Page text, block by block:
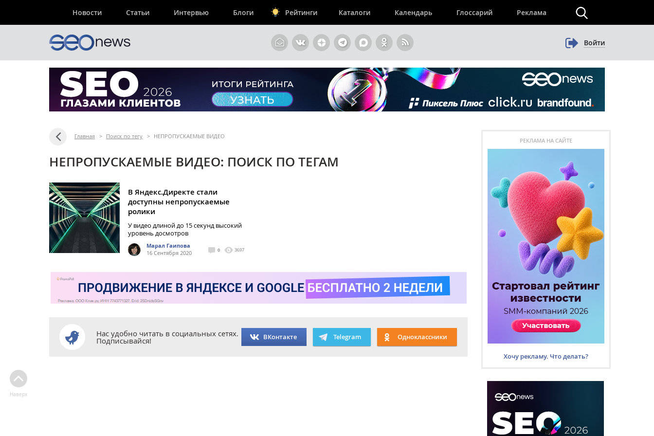
Новости Статьи Интервью Блоги Рейтинги Каталоги Календарь Глоссарий Реклама
Войти
Главная > Поиск по тегу > НЕПРОПУСКАЕМЫЕ ВИДЕО
НЕПРОПУСКАЕМЫЕ ВИДЕО: ПОИСК ПО ТЕГАМ
В Яндекс.Директе стали
доступны непропускаемые
ролики
У видео длиной до 15 секунд высокий
уровень досмотров
Марал Гаипова
16 Сентября 2020
0 3697
Нас удобно читать в социальных сетях.
Подписывайся! ВКонтакте Telegram Одноклассники
Наверх
РЕКЛАМА НА САЙТЕ
Хочу рекламу. Что делать?